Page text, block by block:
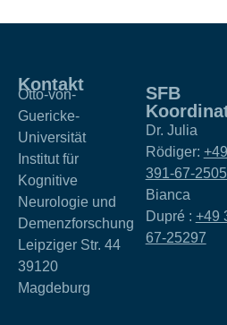
Kontakt
Otto-von-
Guericke-
Universität
Institut für
Kognitive
Neurologie und
Demenzforschung
Leipziger Str. 44
39120
Magdeburg
SFB
Dr. Julia
Rödiger: +49
391-67-
Bianca
Dupré : +49
67-25297